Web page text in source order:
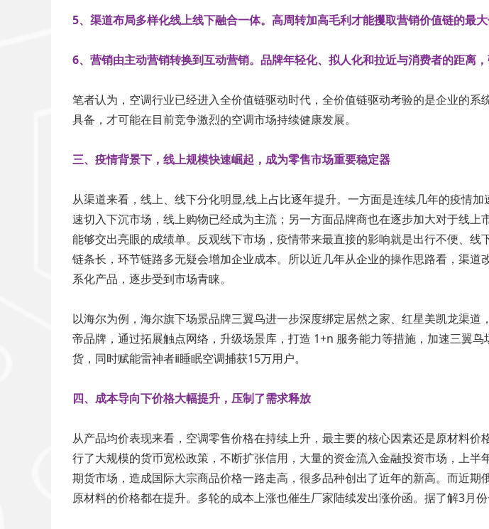
5、渠道布局多样化线上线下融合一体。高周转加高毛利才能攫取营销价值链的最
6、营销由主动营销转换到互动营销。品牌年轻化、拟人化和拉近与消费者的距离
笔者认为，空调行业已经进入全价值链驱动时代，全价值链驱动考验的是企业的
具备，才可能在目前竞争激烈的空调市场持续健康发展。
三、疫情背景下，线上规模快速崛起，成为零售市场重要稳定器
从渠道来看，线上、线下分化明显,线上占比逐年提升。一方面是连续几年的疫情
速切入下沉市场，线上购物已经成为主流；另一方面品牌商也在逐步加大对于线
能够交出亮眼的成绩单。反观线下市场，疫情带来最直接的影响就是出行不便、
链条长，环节链路多无疑会增加企业成本。所以近几年从企业的操作思路看，渠
系化产品，逐步受到市场青睐。
以海尔为例，海尔旗下场景品牌三翼鸟进一步深度绑定居然之家、红星美凯龙渠
帝品牌，通过拓展触点网络，升级场景库，打造 1+n 服务能力等措施，加速三翼
货，同时赋能雷神者ⅱ睡眠空调捕获15万用户。
四、成本导向下价格大幅提升，压制了需求释放
从产品均价表现来看，空调零售价格在持续上升，最主要的核心因素还是原材料
行了大规模的货币宽松政策，不断扩张信用，大量的资金流入金融投资市场，上
期货市场，造成国际大宗商品价格一路走高，很多品种创出了近年的新高。而近
原材料的价格都在提升。多轮的成本上涨也催生厂家陆续发出涨价函。据了解3月